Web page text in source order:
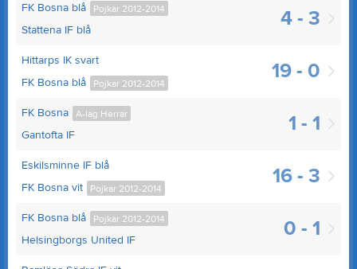
4 - 3
Pojkar 2012-2014
FK Bosna blå
Stattena IF blå
19 - 0
Hittarps IK svart
Pojkar 2012-2014
FK Bosna blå
1 - 1
A-lag Herrar
FK Bosna
Gantofta IF
16 - 3
Eskilsminne IF blå
Pojkar 2012-2014
FK Bosna vit
0 - 1
Pojkar 2012-2014
FK Bosna blå
Helsingborgs United IF